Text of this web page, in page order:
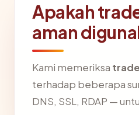
Apakah
aman
Kami memeriksa
terhadap beberapa
DNS, SSL, RDAP —